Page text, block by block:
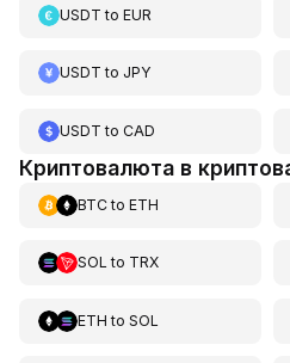
USDT to EUR
USDT to JPY
USDT to CAD
Криптовалюта в
BTCto ETH
SOL to TRX
ETH to SOL